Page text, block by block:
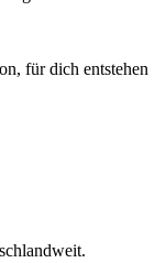
für dich entstehen